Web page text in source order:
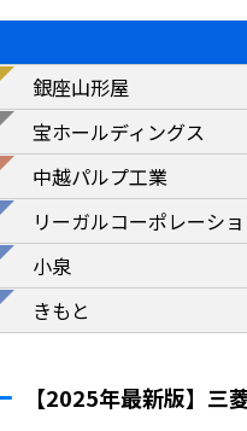
銀座山形屋
宝ホールディングス
中越パルプ工業
リーガルコーポレーシ
小泉
きもと
【2025年最新版】三